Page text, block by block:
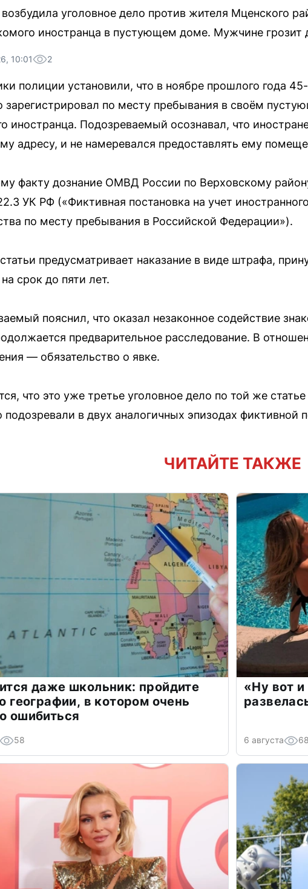
уголовное дело против жителя Мценского
иностранца в пустующем доме. Мужчине грозит
10:01 2
полиции установили, что в ноябре прошлого года
зарегистрировал по месту пребывания в своём
иностранца. Подозреваемый осознавал, что
адресу, и не намеревался предоставлять ему
факту дознание ОМВД России по Верховскому
УК РФ («Фиктивная постановка на учет
по месту пребывания в Российской Федерации»).
предусматривает наказание в виде штрафа,
срок до пяти лет.
пояснил, что оказал незаконное содействие
предварительное расследование. В
— обязательство о явке.
что это уже третье уголовное дело по той же
подозревали в двух аналогичных эпизодах фиктивной
ЧИТАЙТЕ ТАКЖЕ
даже школьник: пройдите
географии, в котором очень
ошибиться
58
«Ну вот
6 августа 68